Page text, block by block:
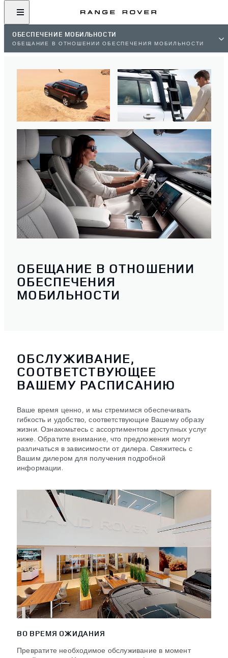
ОБЕСПЕЧЕНИЕ МОБИЛЬНОСТИ
ОБЕЩАНИЕ В ОТНОШЕНИИ ОБЕСПЕЧЕНИЯ МОБИЛЬНОСТИ
ОБЕЩАНИЕ В ОТНОШЕНИИ
ОБЕСПЕЧЕНИЯ
МОБИЛЬНОСТИ
ОБСЛУЖИВАНИЕ,
СООТВЕТСТВУЮЩЕЕ
ВАШЕМУ РАСПИСАНИЮ
Ваше время ценно, и мы стремимся обеспечивать
гибкость и удобство, соответствующие Вашему образу
жизни. Ознакомьтесь с ассортиментом доступных услуг
ниже. Обратите внимание, что предложения могут
различаться в зависимости от дилера. Свяжитесь с
Вашим дилером для получения подробной
информации.
ВО ВРЕМЯ ОЖИДАНИЯ
Превратите необходимое обслуживание в момент